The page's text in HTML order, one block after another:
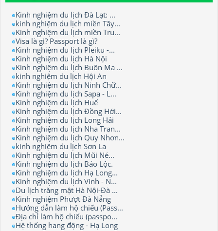
Kinh nghiệm du lịch Đà Lạt: ...
kinh nghiệm du lịch miền Tây...
Kinh nghiệm du lịch miền Tru...
Visa là gì? Passport là gì?
Kinh nghiệm du lịch Pleiku -...
Kinh nghiệm du lịch Hà Nội
Kinh nghiệm du lịch Buôn Ma ...
kinh nghiệm du lịch Hội An
Kinh nghiệm du lịch Ninh Chữ...
Kinh nghiệm du lịch Sapa - L...
Kinh nghiệm du lịch Huế
Kinh nghiệm du lịch Đồng Hới...
Kinh nghiệm du lịch Long Hải
Kinh nghiệm du lịch Nha Tran...
Kinh nghiệm du lịch Quy Nhơn...
kinh nghiệm du lịch Sơn La
Kinh nghiệm du lịch Mũi Né...
Kinh nghiệm du lịch Bảo Lộc.
Kinh nghiệm du lịch Hạ Long...
Kinh nghiệm du lịch Vinh - N...
Du lịch trăng mật Hà Nội-Đà ...
Kinh nghiệm Phượt Đà Nẵng
Hướng dẫn làm hộ chiếu (Pass...
Địa chỉ làm hộ chiếu (passpo...
Hệ thống hang động - Hạ Long